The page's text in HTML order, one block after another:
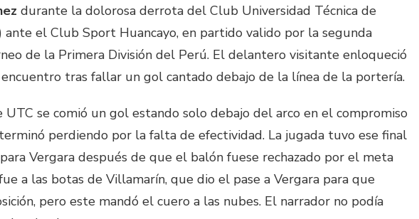
durante la dolorosa derrota del Club Universidad Técnica de
ante el Club Sport Huancayo, en partido valido por la segunda
de la Primera División del Perú. El delantero visitante enloqueció
tras fallar un gol cantado debajo de la línea de la portería.
se comió un gol estando solo debajo del arco en el compromiso
perdiendo por la falta de efectividad. La jugada tuvo ese final
Vergara después de que el balón fuese rechazado por el meta
a las botas de Villamarín, que dio el pase a Vergara para que
pero este mandó el cuero a las nubes. El narrador no podía